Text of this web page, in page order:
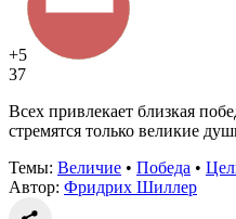
+5
37
Всех привлекает близкая
стремятся только великие
Темы: Величие • Победа •
Автор: Фридрих Шиллер